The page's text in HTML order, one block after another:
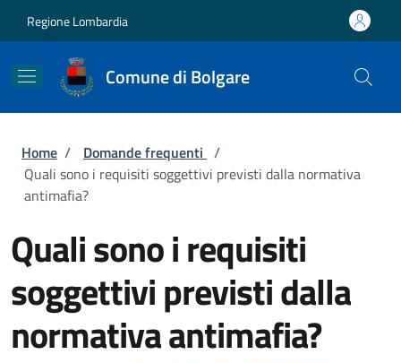
Regione Lombardia
Comune di Bolgare
Briciole di pane
Home / Domande frequenti /
Quali sono i requisiti soggettivi previsti dalla normativa
antimafia?
Quali sono i requisiti
soggettivi previsti dalla
normativa antimafia?